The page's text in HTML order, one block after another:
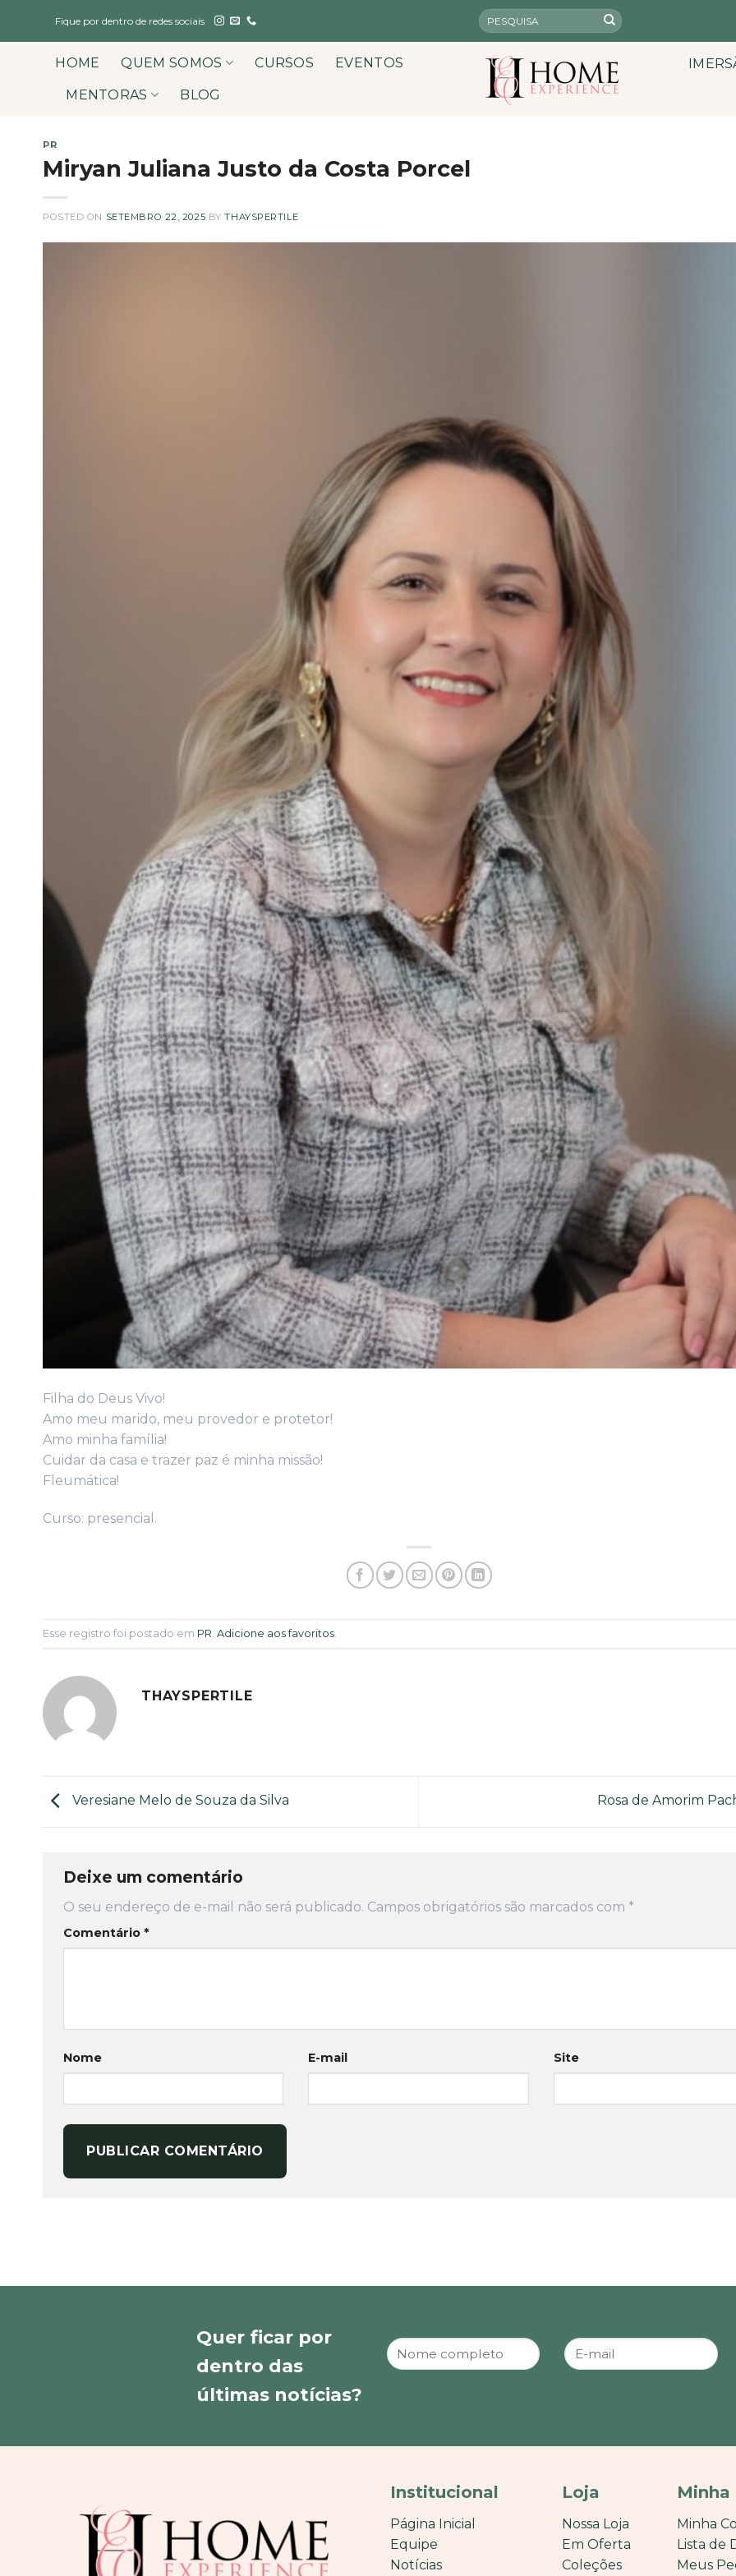
Fique por dentro de redes sociais
HOME QUEM SOMOS CURSOS EVENTOS
MENTORAS BLOG
PR
Miryan Juliana Justo da Costa Porcel
POSTED ON SETEMBRO 22, 2025 BYTHAYSPERTILE
Filha do Deus Vivo!
Amo meu marido, meu provedor e protetor!
Amo minha família!
Cuidar da casa e trazer paz é minha missão!
Fleumática!
Curso: presencial.
Esse registro foi postado em PR Adicione aos favoritos
THAYSPERTILE
Veresiane Melo de Souza da Silva Rosa de Amorim
Deixe um comentário
O seu endereço de e-mail não será publicado. Campos obrigatórios são marcados com *
Comentário *
Nome E-mail Site
Quer ficar por
dentro das
últimas notícias?
Institucional
Página Inicial
Equipe
Notícias
Loja
Nossa Loja
Em Oferta
Coleções
Minha
Minha
Lista de
Meus